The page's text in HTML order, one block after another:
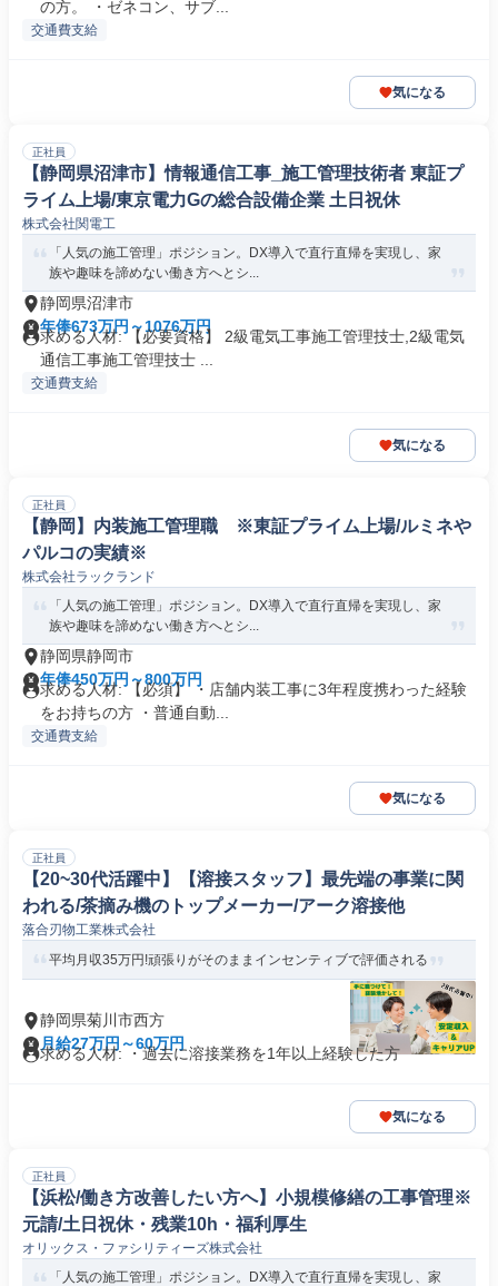
の方。 ・ゼネコン、サブ...
交通費支給
気になる
正社員
【静岡県沼津市】情報通信工事_施工管理技術者 東証プ
ライム上場/東京電力Gの総合設備企業 土日祝休
株式会社関電工
「人気の施工管理」ポジション。DX導入で直行直帰を実現し、家
族や趣味を諦めない働き方へとシ...
静岡県沼津市
年俸673万円～1076万円
求める人材: 【必要資格】 2級電気工事施工管理技士,2級電気
通信工事施工管理技士 ...
交通費支給
気になる
正社員
【静岡】内装施工管理職 ※東証プライム上場/ルミネや
パルコの実績※
株式会社ラックランド
「人気の施工管理」ポジション。DX導入で直行直帰を実現し、家
族や趣味を諦めない働き方へとシ...
静岡県静岡市
年俸450万円～800万円
求める人材: 【必須】 ・店舗内装工事に3年程度携わった経験
をお持ちの方 ・普通自動...
交通費支給
気になる
正社員
【20~30代活躍中】【溶接スタッフ】最先端の事業に関
われる/茶摘み機のトップメーカー/アーク溶接他
落合刃物工業株式会社
平均月収35万円!頑張りがそのままインセンティブで評価される
静岡県菊川市西方
月給27万円～60万円
求める人材: ・過去に溶接業務を1年以上経験した方
気になる
正社員
【浜松/働き方改善したい方へ】小規模修繕の工事管理※
元請/土日祝休・残業10h・福利厚生
オリックス・ファシリティーズ株式会社
「人気の施工管理」ポジション。DX導入で直行直帰を実現し、家